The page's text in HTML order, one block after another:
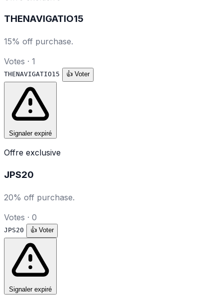
THENAVIGATIO15
15% off purchase.
Votes · 1
THENAVIGATIO15 👍 Voter
Signaler expiré
Offre exclusive
JPS20
20% off purchase.
Votes · 0
JPS20 👍 Voter
Signaler expiré